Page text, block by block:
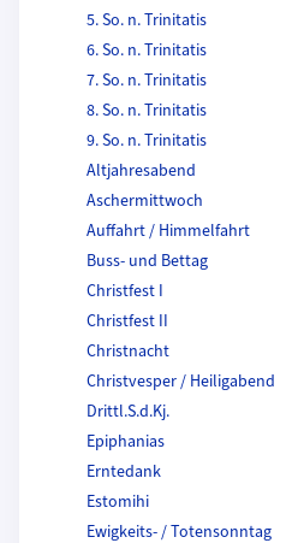
5. So. n. Trinitatis
6. So. n. Trinitatis
7. So. n. Trinitatis
8. So. n. Trinitatis
9. So. n. Trinitatis
Altjahresabend
Aschermittwoch
Auffahrt / Himmelfahrt
Buss- und Bettag
Christfest I
Christfest II
Christnacht
Christvesper / Heiligabend
Drittl.S.d.Kj.
Epiphanias
Erntedank
Estomihi
Ewigkeits- / Totensonntag